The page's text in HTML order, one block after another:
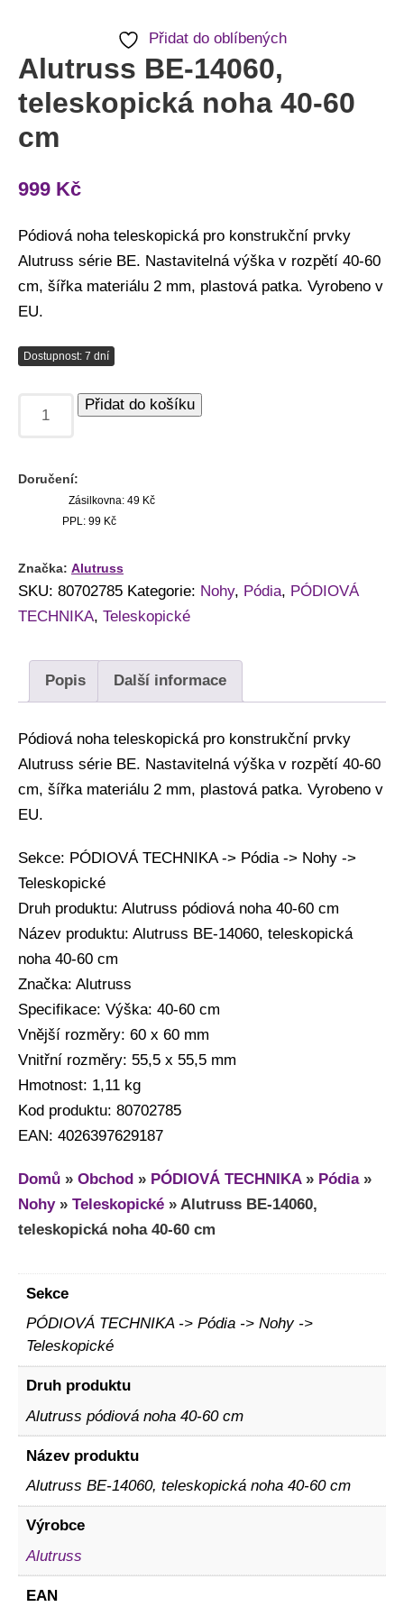
Přidat do oblíbených
Alutruss BE-14060,
teleskopická noha 40-60
cm
999 Kč
Pódiová noha teleskopická pro konstrukční prvky
Alutruss série BE. Nastavitelná výška v rozpětí 40-60
cm, šířka materiálu 2 mm, plastová patka. Vyrobeno v
EU.
Dostupnost: 7 dní
Přidat do košíku
Doručení:
Zásilkovna: 49 Kč
PPL: 99 Kč
Značka: Alutruss
SKU: 80702785 Kategorie: Nohy, Pódia, PÓDIOVÁ
TECHNIKA, Teleskopické
Popis Další informace
Pódiová noha teleskopická pro konstrukční prvky
Alutruss série BE. Nastavitelná výška v rozpětí 40-60
cm, šířka materiálu 2 mm, plastová patka. Vyrobeno v
EU.
Sekce: PÓDIOVÁ TECHNIKA -> Pódia -> Nohy ->
Teleskopické
Druh produktu: Alutruss pódiová noha 40-60 cm
Název produktu: Alutruss BE-14060, teleskopická
noha 40-60 cm
Značka: Alutruss
Specifikace: Výška: 40-60 cm
Vnější rozměry: 60 x 60 mm
Vnitřní rozměry: 55,5 x 55,5 mm
Hmotnost: 1,11 kg
Kod produktu: 80702785
EAN: 4026397629187
Domů » Obchod » PÓDIOVÁ TECHNIKA» Pódia»
Nohy» Teleskopické » Alutruss BE-14060,
teleskopická noha 40-60 cm
Sekce
PÓDIOVÁ TECHNIKA -> Pódia -> Nohy ->
Teleskopické
Druh produktu
Alutruss pódiová noha 40-60 cm
Název produktu
Alutruss BE-14060, teleskopická noha 40-60 cm
Výrobce
Alutruss
EAN